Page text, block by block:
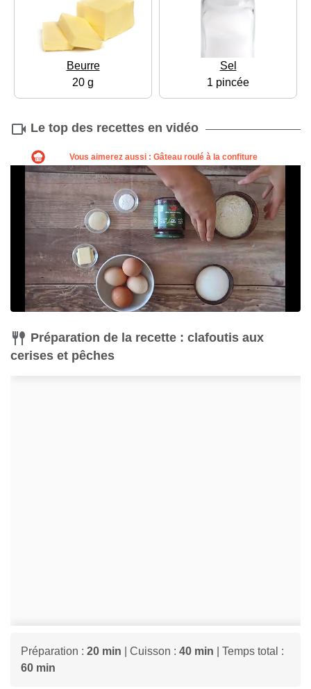
Beurre
20 g
Sel
1 pincée
Le top des recettes en vidéo
Préparation de la recette : clafoutis aux
cerises et pêches
Préparation : 20 min | Cuisson : 40 min | Temps total :
60 min